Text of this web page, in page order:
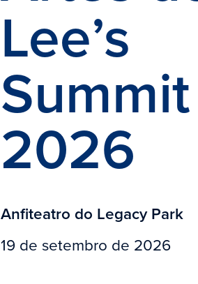
Lee’s
Summit
2026
Anfiteatro do Legacy Park
19 de setembro de 2026